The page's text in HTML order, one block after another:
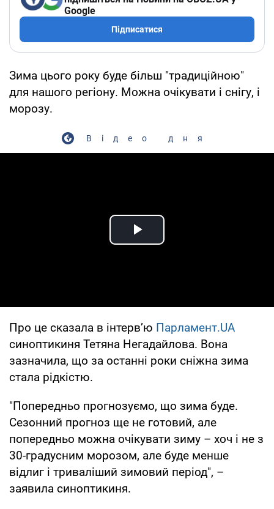
Google
Підписатися
Зима цього року буде більш "традиційною"
для нашого регіону. Можна очікувати і снігу, і
морозу.
Відео дня
Play Video
Про це сказала в інтерв’ю Парламент.UA
синоптикиня Тетяна Негадайлова. Вона
зазначила, що за останні роки сніжна зима
стала рідкістю.
"Попередньо прогнозуємо, що зима буде.
Сезонний прогноз ще не готовий, але
попередньо можна очікувати зиму – хоч і не з
30-градусним морозом, але буде менше
відлиг і триваліший зимовий період", –
заявила синоптикиня.